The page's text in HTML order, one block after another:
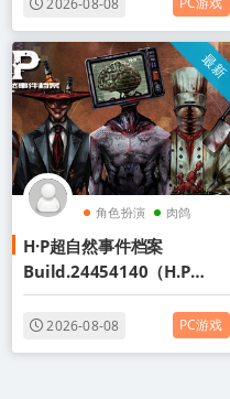
最新
角色扮演 肉鸽
视觉小说
H·P超自然事件档案
Build.24454140（H.P
Supernatural Event
Archives）免安装中文版
2026-08-08 PC游戏